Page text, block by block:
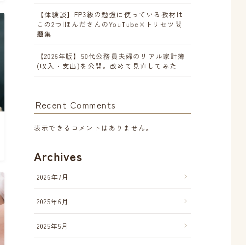
【体験談】FP3級の勉強に使っている教材は
この2つ|ほんださんのYouTube×トリセツ問
題集
【2026年版】50代公務員夫婦のリアル家計簿
(収入・支出)を公開。改めて見直してみた
Recent Comments
表示できるコメントはありません。
Archives
2026年7月
2025年6月
2025年5月